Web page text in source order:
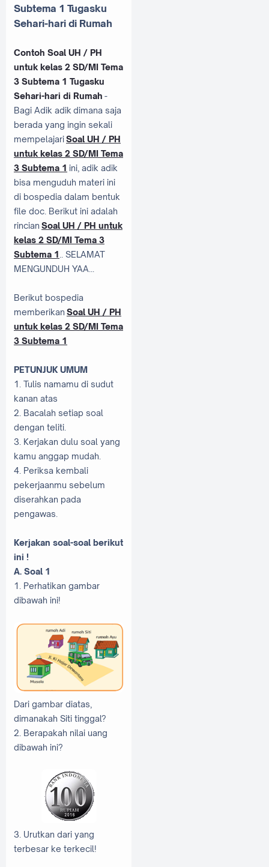
Subtema 1 Tugasku
Sehari-hari di Rumah
Contoh Soal UH / PH
untuk kelas 2 SD/MI Tema
3 Subtema 1 Tugasku
Sehari-hari di Rumah -
Bagi Adik adik dimana saja
berada yang ingin sekali
mempelajariSoal UH / PH
untuk kelas 2 SD/MI Tema
3 Subtema 1 ini, adik adik
bisa menguduh materi ini
di bospedia dalam bentuk
file doc. Berikut ini adalah
rincian Soal UH / PH untuk
kelas 2 SD/MI Tema 3
Subtema 1
.. SELAMAT
MENGUNDUH YAA...
Berikut bospedia
memberikan Soal UH / PH
untuk kelas 2 SD/MI Tema
3 Subtema 1
PETUNJUK UMUM
1. Tulis namamu di sudut
kanan atas
2. Bacalah setiap soal
dengan teliti.
3. Kerjakan dulu soal yang
kamu anggap mudah.
4. Periksa kembali
pekerjaanmu sebelum
diserahkan pada
pengawas.
Kerjakan soal-soal berikut
ini !
A. Soal 1
1. Perhatikan gambar
dibawah ini!
Dari gambar diatas,
dimanakah Siti tinggal?
2. Berapakah nilai uang
dibawah ini?
3. Urutkan dari yang
terbesar ke terkecil!